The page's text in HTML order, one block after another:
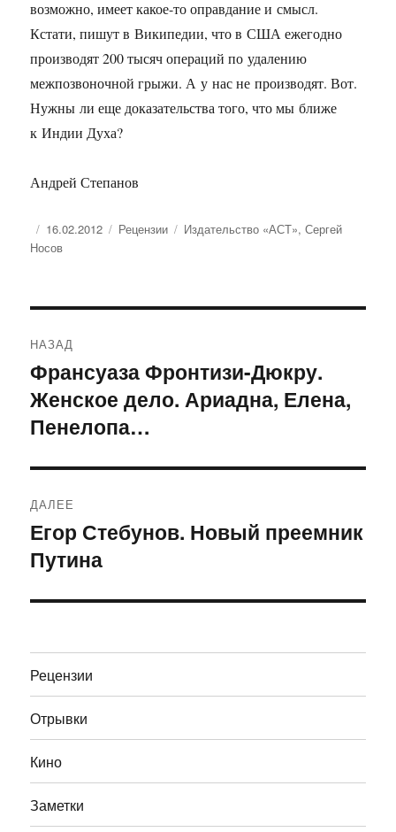
возможно, имеет какое-то оправдание и смысл.
Кстати, пишут в Википедии, что в США ежегодно
производят 200 тысяч операций по удалению
межпозвоночной грыжи. А у нас не производят. Вот.
Нужны ли еще доказательства того, что мы ближе
к Индии Духа?
Андрей Степанов
Опубликовано
16.02.2012 Рубрики
Рецензии Метки
Издательство «АСТ»,Сергей
Носов
по
записям
НАЗАД
Предыдущая
запись:
Франсуаза Фронтизи-Дюкру.
Женское дело. Ариадна, Елена,
Пенелопа…
ДАЛЕЕ
Следующая
запись:
Егор Стебунов. Новый преемник
Путина
Рецензии
Отрывки
Кино
Заметки